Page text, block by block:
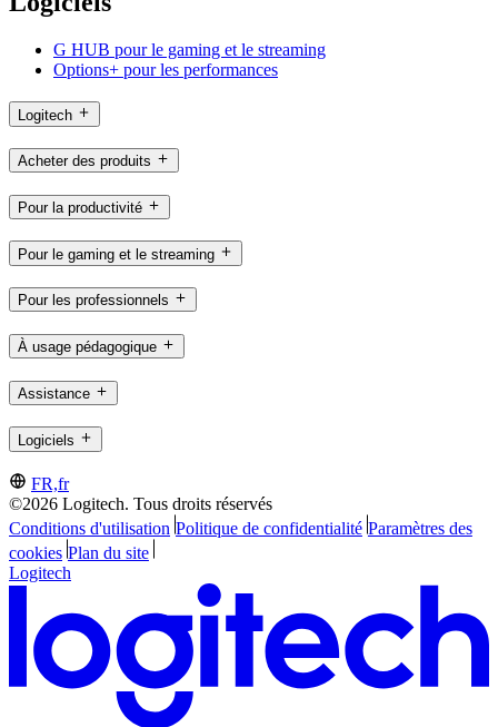
G HUB pour le gaming et le streaming
Options+ pour les performances
Logitech
Acheter des produits
Pour la productivité
Pour le gaming et le streaming
Pour les professionnels
À usage pédagogique
Assistance
Logiciels
FR,fr
©2026 Logitech. Tous droits réservés
Conditions d'utilisation Politique de confidentialité Paramètres des
cookies Plan du site
Logitech